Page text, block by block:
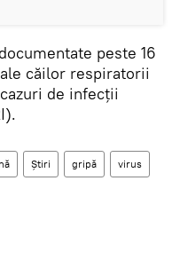
peste 16
căilor respiratorii
de infecții
Știri gripă virus